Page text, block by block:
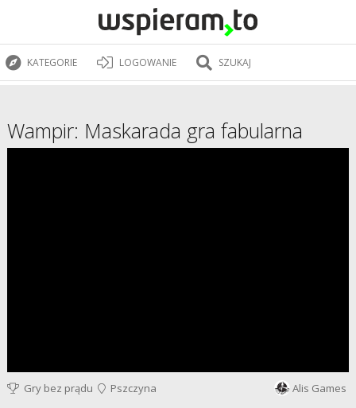
KATEGORIE LOGOWANIE SZUKAJ
Wampir: Maskarada gra fabularna
Gry bez prądu Pszczyna Alis Games